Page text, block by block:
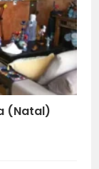
(Natal)